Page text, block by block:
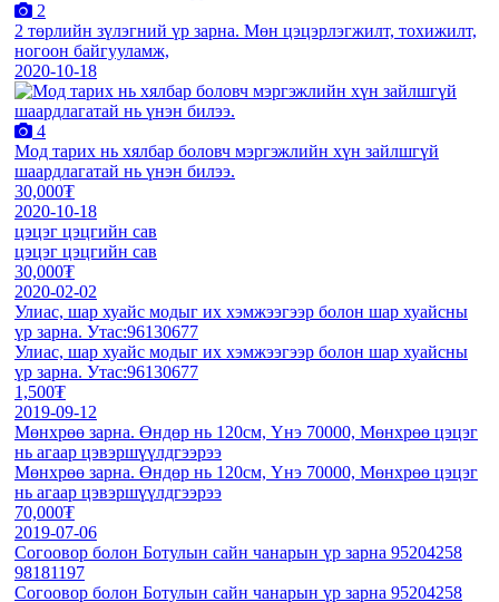
2
2 төрлийн зүлэгний үр зарна. Мөн цэцэрлэгжилт, тохижилт,
ногоон байгууламж,
2020-10-18
4
Мод тарих нь хялбар боловч мэргэжлийн хүн зайлшгүй
шаардлагатай нь үнэн билээ.
30,000₮
2020-10-18
цэцэг цэцгийн сав
цэцэг цэцгийн сав
30,000₮
2020-02-02
Улиас, шар хуайс модыг их хэмжээгээр болон шар хуайсны
үр зарна. Утас:96130677
Улиас, шар хуайс модыг их хэмжээгээр болон шар хуайсны
үр зарна. Утас:96130677
1,500₮
2019-09-12
Мөнхрөө зарна. Өндөр нь 120см, Үнэ 70000, Мөнхрөө цэцэг
нь агаар цэвэршүүлдгээрээ
Мөнхрөө зарна. Өндөр нь 120см, Үнэ 70000, Мөнхрөө цэцэг
нь агаар цэвэршүүлдгээрээ
70,000₮
2019-07-06
Согоовор болон Ботулын сайн чанарын үр зарна 95204258
98181197
Согоовор болон Ботулын сайн чанарын үр зарна 95204258